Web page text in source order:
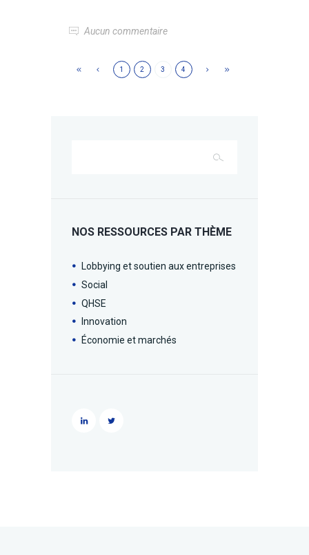
Aucun commentaire
1 2 3 4
NOS RESSOURCES PAR THÈME
Lobbying et soutien aux entreprises
Social
QHSE
Innovation
Économie et marchés